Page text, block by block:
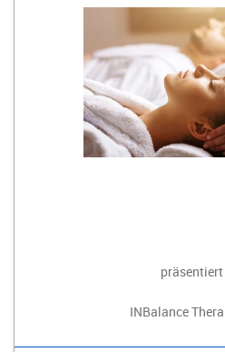
präsentiert
INBalance